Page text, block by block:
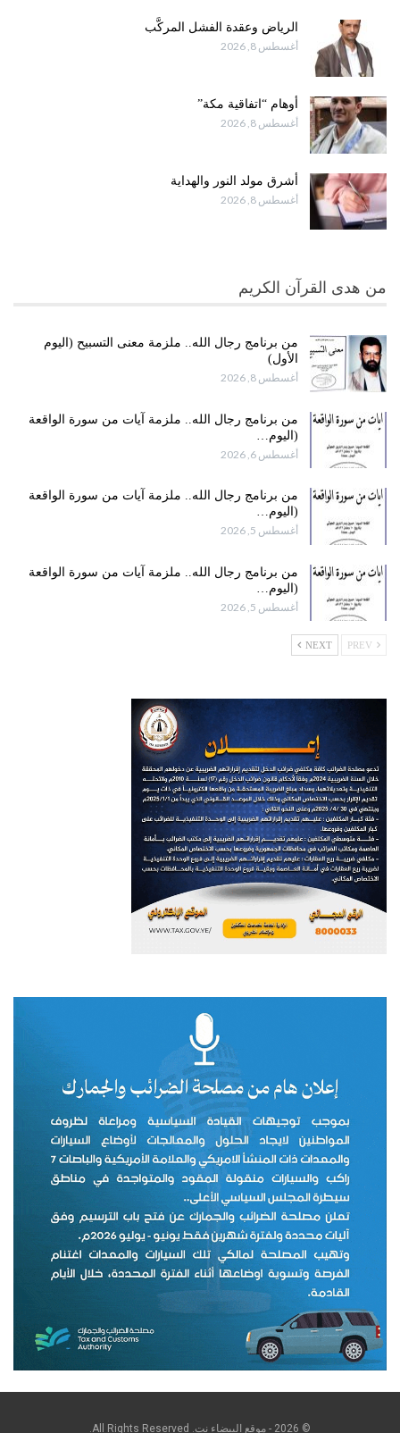
الرياض وعقدة الفشل المركَّب
أغسطس 8, 2026
أوهام “اتفاقية مكة”
أغسطس 8, 2026
أشرق مولد النور والهداية
أغسطس 8, 2026
من هدى القرآن الكريم
من برنامج رجال الله.. ملزمة معنى التسبيح (اليوم
الأول)
أغسطس 8, 2026
من برنامج رجال الله.. ملزمة آيات من سورة الواقعة
(اليوم…
أغسطس 6, 2026
من برنامج رجال الله.. ملزمة آيات من سورة الواقعة
(اليوم…
أغسطس 5, 2026
من برنامج رجال الله.. ملزمة آيات من سورة الواقعة
(اليوم…
أغسطس 5, 2026
NEXT
© 2026 - موقع البيضاء نت. All Rights Reserved.